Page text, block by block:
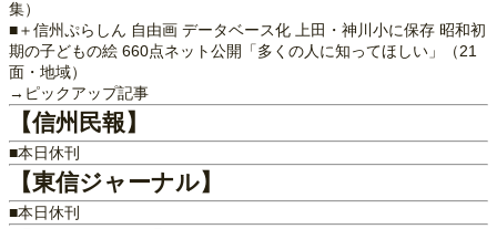
集）
■＋信州ぷらしん 自由画 データベース化 上田・神川小に保存 昭和初
期の子どもの絵 660点ネット公開「多くの人に知ってほしい」（21
面・地域）
→ピックアップ記事
【信州民報】
■本日休刊
【東信ジャーナル】
■本日休刊